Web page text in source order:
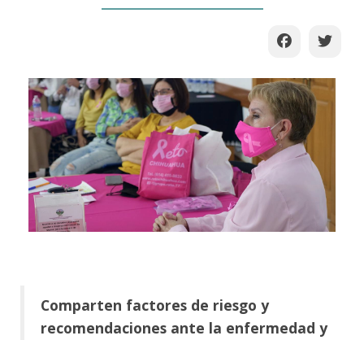
Comparten factores de riesgo y
recomendaciones ante la enfermedad y